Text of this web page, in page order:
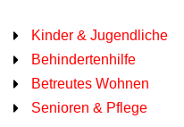
Kinder & Jugendliche
Behindertenhilfe
Betreutes Wohnen
Senioren & Pflege